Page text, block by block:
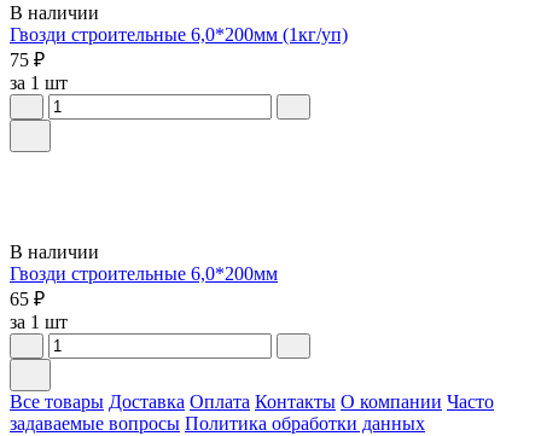
В наличии
Гвозди строительные 6,0*200мм (1кг/уп)
75 ₽
за 1 шт
В наличии
Гвозди строительные 6,0*200мм
65 ₽
за 1 шт
Все товары Доставка Оплата Контакты О компании Часто
задаваемые вопросы Политика обработки данных